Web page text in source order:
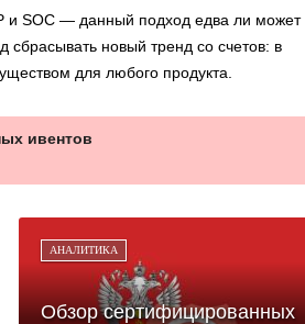
и SOC — данный подход едва ли может
новый тренд со счетов: в
для любого продукта.
ивентов
АНАЛИТИКА
Обзор сертифицированных